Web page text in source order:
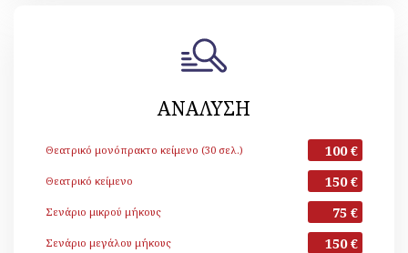
ΑΝΑΛΥΣΗ
Θεατρικό μονόπρακτο κείμενο (30 σελ.) 100 €
Θεατρικό κείμενο 150 €
Σενάριο μικρού μήκους 75 €
Σενάριο μεγάλου μήκους 150 €